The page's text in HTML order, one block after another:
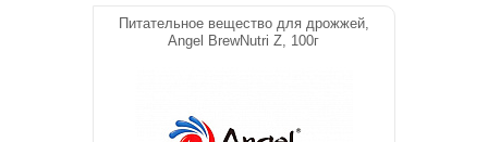
Питательное вещество для дрожжей,
Angel BrewNutri Z, 100г